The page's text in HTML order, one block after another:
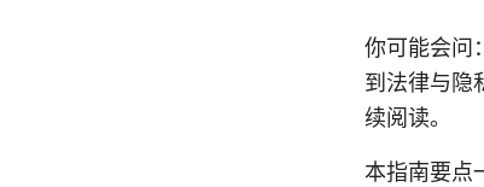
你可能会问
到法律与隐
续阅读。
本指南要点